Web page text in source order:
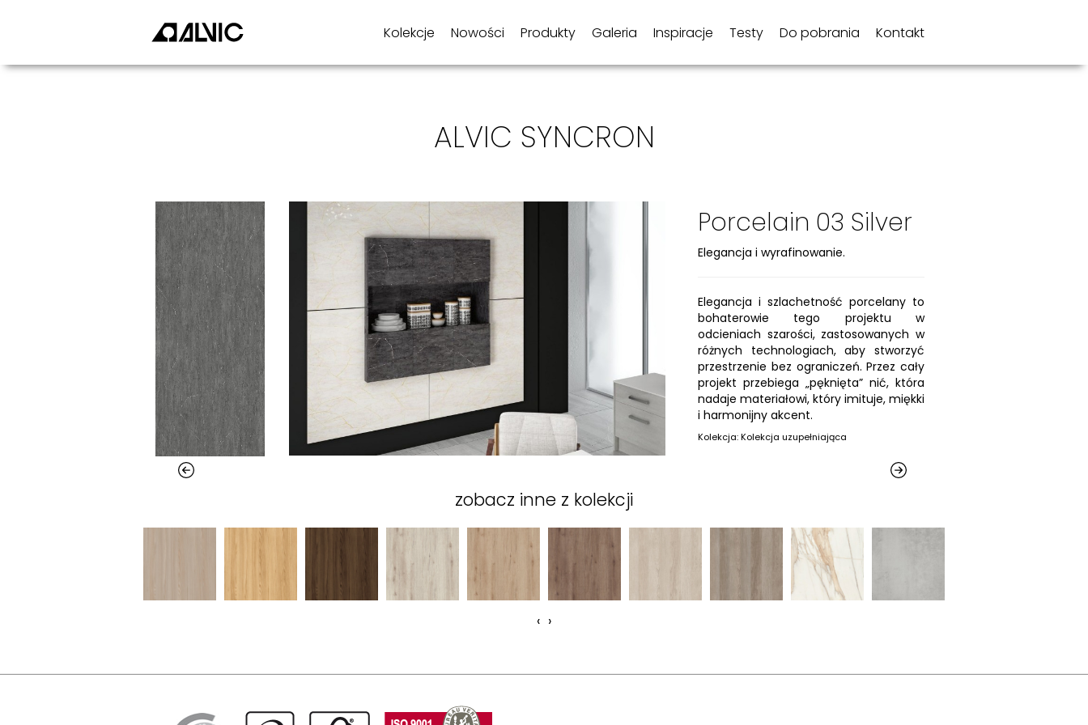
Kolekcje Nowości Produkty Galeria Inspiracje Testy Do pobrania Kontakt
ALVIC SYNCRON
Porcelain 03 Silver
Elegancja i wyrafinowanie.
Elegancja i szlachetność porcelany to
bohaterowie tego projektu w
odcieniach szarości, zastosowanych w
różnych technologiach, aby stworzyć
przestrzenie bez ograniczeń. Przez cały
projekt przebiega „pęknięta” nić, która
nadaje materiałowi, który imituje, miękki
i harmonijny akcent.
Kolekcja: Kolekcja uzupełniająca
zobacz inne z kolekcji
‹ ›